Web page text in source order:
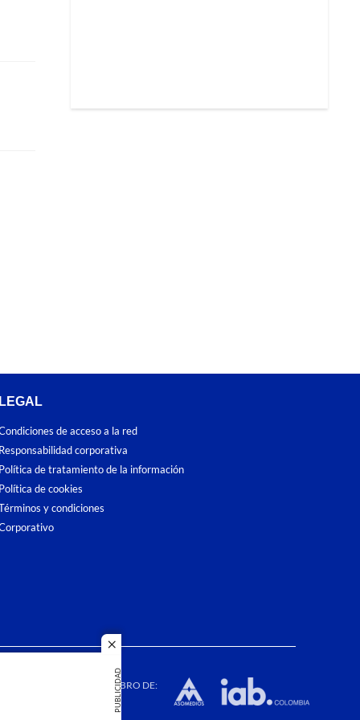
close
PUBLICIDAD
de acceso a la red
corporativa
de tratamiento de la información
de cookies
y condiciones
MIEMBRO DE: